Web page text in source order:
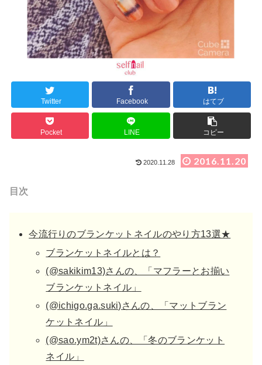
Twitter Facebook はてブ
Pocket LINE コピー
2020.11.28 2016.11.20
目次
今流行りのブランケットネイルのやり方13選★
ブランケットネイルとは？
(@sakikim13)さんの、「マフラーとお揃い
ブランケットネイル」
(@ichigo.ga.suki)さんの、「マットブラン
ケットネイル」
(@sao.ym2t)さんの、「冬のブランケット
ネイル」